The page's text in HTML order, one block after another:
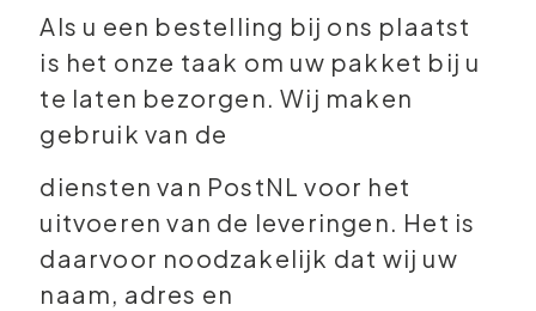
Als u een bestelling bij ons plaatst
is het onze taak om uw pakket bij u
te laten bezorgen. Wij maken
gebruik van de
diensten van PostNL voor het
uitvoeren van de leveringen. Het is
daarvoor noodzakelijk dat wij uw
naam, adres en